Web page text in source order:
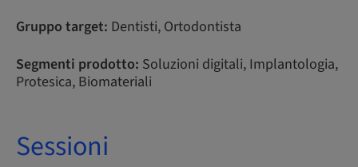
Gruppo target: Dentisti, Ortodontista
Segmenti prodotto: Soluzioni digitali, Implantologia,
Protesica, Biomateriali
Sessioni